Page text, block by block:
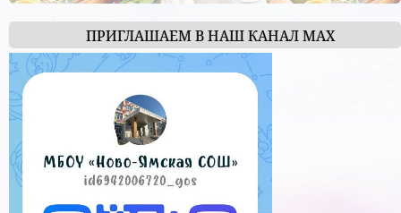
ПРИГЛАШАЕМ В НАШ КАНАЛ МАХ